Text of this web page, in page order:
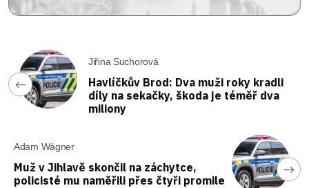
Jiřina Suchorová
Havlíčkův Brod: Dva muži roky kradli
díly na sekačky, škoda je téměř dva
miliony
Adam Wágner
Muž v Jihlavě skončil na záchytce,
policisté mu naměřili přes čtyři promile